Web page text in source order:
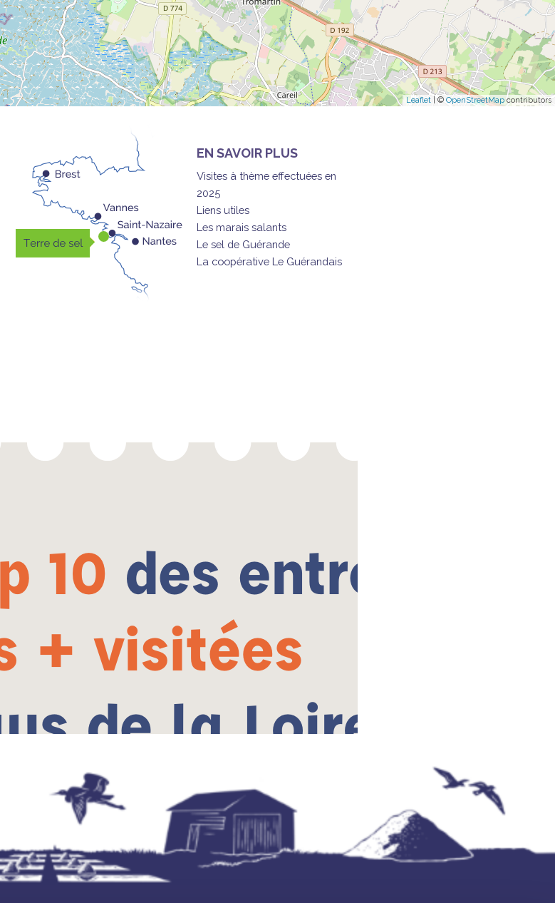
Leaflet | © OpenStreetMap contributors
EN SAVOIR PLUS
Visites à thème effectuées en
2025
Liens utiles
Les marais salants
Le sel de Guérande
La coopérative Le Guérandais